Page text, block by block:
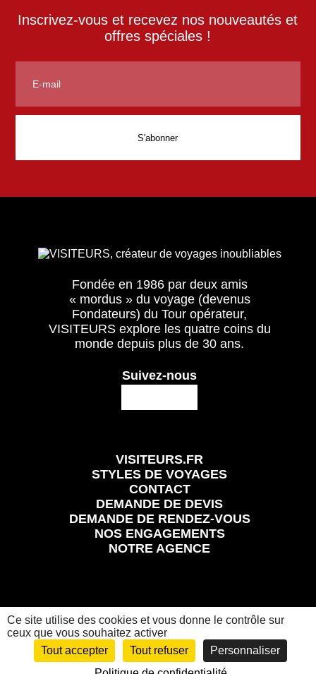
Inscrivez-vous et recevez nos nouveautés et
offres spéciales !
Fondée en 1986 par deux amis
« mordus » du voyage (devenus
Fondateurs) du Tour opérateur,
VISITEURS explore les quatre coins du
monde depuis plus de 30 ans.
Suivez-nous
VISITEURS.FR
STYLES DE VOYAGES
CONTACT
DEMANDE DE DEVIS
DEMANDE DE RENDEZ-VOUS
NOS ENGAGEMENTS
NOTRE AGENCE
Mentions légalesConditions Générales et Particulières de VentePolitique de confidentialité
Visiteurs.fr© 2024 Tous les droits réservés
Ce site utilise des cookies et vous donne le contrôle sur
ceux que vous souhaitez activer
Tout accepter
Tout refuser
Personnaliser